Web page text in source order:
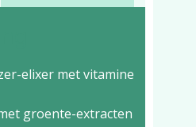
elixer met vitamine
groente-extracten